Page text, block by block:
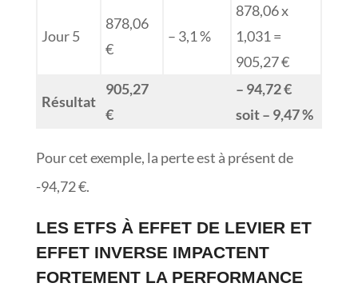
Jour 5
878,06
€
– 3,1 %
878,06 x
1,031 =
905,27 €
Résultat
905,27
€
– 94,72 €
soit – 9,47 %
Pour cet exemple, la perte est à présent de
-94,72 €.
LES ETFS À EFFET DE LEVIER ET
EFFET INVERSE IMPACTENT
FORTEMENT LA PERFORMANCE